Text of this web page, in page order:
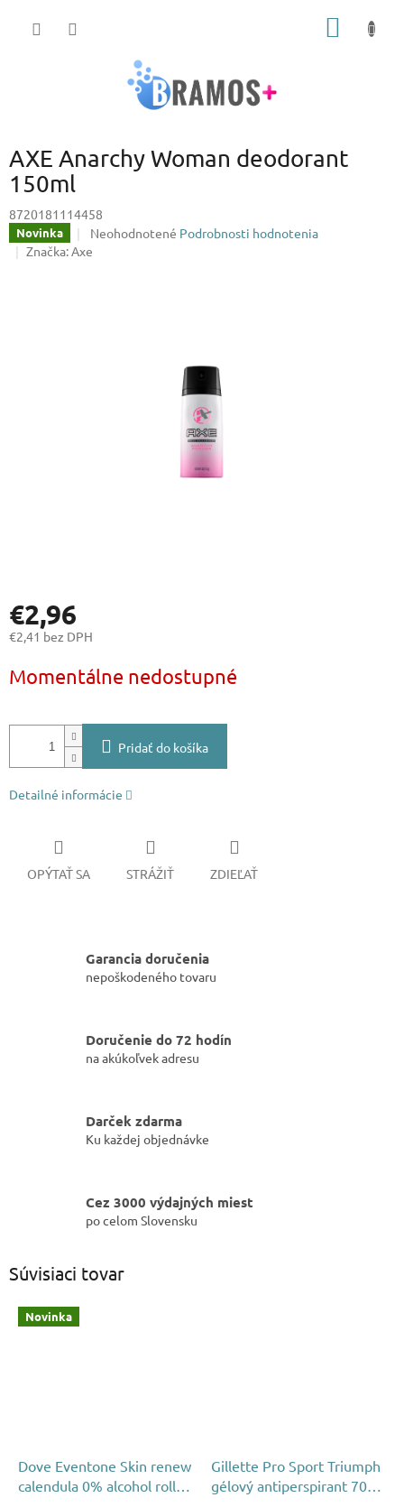
AXE Anarchy Woman deodorant
150ml
8720181114458
Novinka
Priemerné
hodnotenie
Neohodnotené Podrobnosti hodnotenia
Značka:Axe
€2,96
€2,41 bez DPH
cena:
Momentálne nedostupné
Pridať do košíka
Detailné informácie
OPÝTAŤ SA STRÁŽIŤ ZDIEĽAŤ
Garancia doručenia
nepoškodeného tovaru
Doručenie do 72 hodín
na akúkoľvek adresu
Darček zdarma
Ku každej objednávke
Cez 3000 výdajných miest
po celom Slovensku
Súvisiaci tovar
Novinka
Dove Eventone Skin renew
calendula 0% alcohol roll-
Gillette Pro Sport Triumph
gélový antiperspirant 70